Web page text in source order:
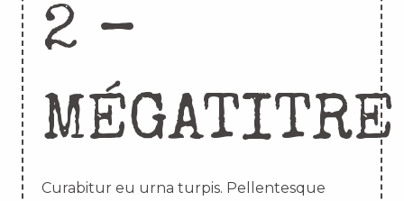
2 –
MÉGATITRE
Curabitur eu urna turpis. Pellentesque